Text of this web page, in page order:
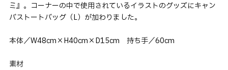
ミ』。コーナーの中で使用されているイラストのグッズにキャン
バストートバッグ（L）が加わりました。
本体／W48cm×H40cm×D15cm 持ち手／60cm
素材